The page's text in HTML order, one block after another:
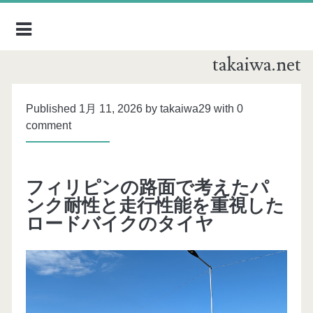
takaiwa.net
Published 1月 11, 2026 by takaiwa29 with0
comment
フィリピンの路面で考えたパ
ンク耐性と走行性能を重視した
ロードバイクのタイヤ